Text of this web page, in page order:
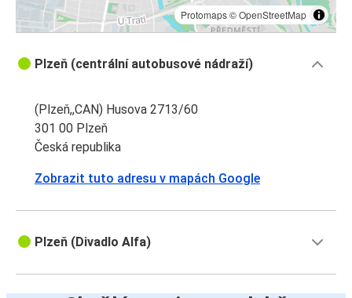
Protomaps©OpenStreetMap
Plzeň (centrální autobusové nádraží)
(Plzeň,,CAN) Husova 2713/60
301 00 Plzeň
Česká republika
Zobrazit tuto adresu v mapách Google
Plzeň (Divadlo Alfa)